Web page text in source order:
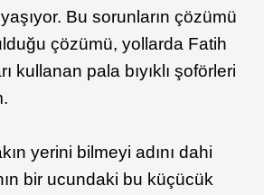
Bu sorunların çözümü
çözümü, yollarda Fatih
kullanan pala bıyıklı şoförleri
yerini bilmeyi adını dahi
bir ucundaki bu küçücük